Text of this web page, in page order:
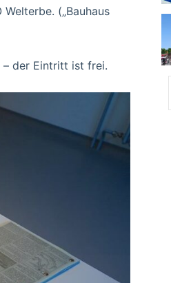
(„Bauhaus
– der Eintritt ist frei.